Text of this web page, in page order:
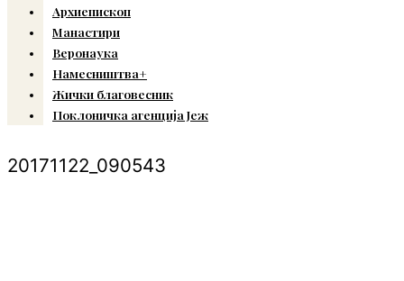
Архиепископ
Манастири
Веронаука
Намесништва+
Жички благовесник
Поклоничка агенција Јеж
20171122_090543